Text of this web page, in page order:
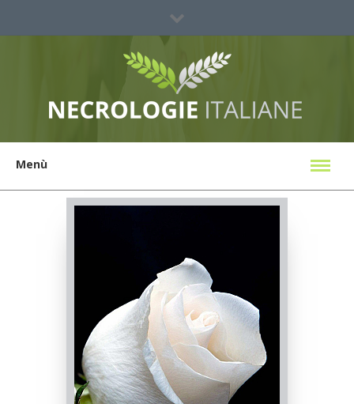
Sei un'agenzia?
Ricerca Necrologi
Menù